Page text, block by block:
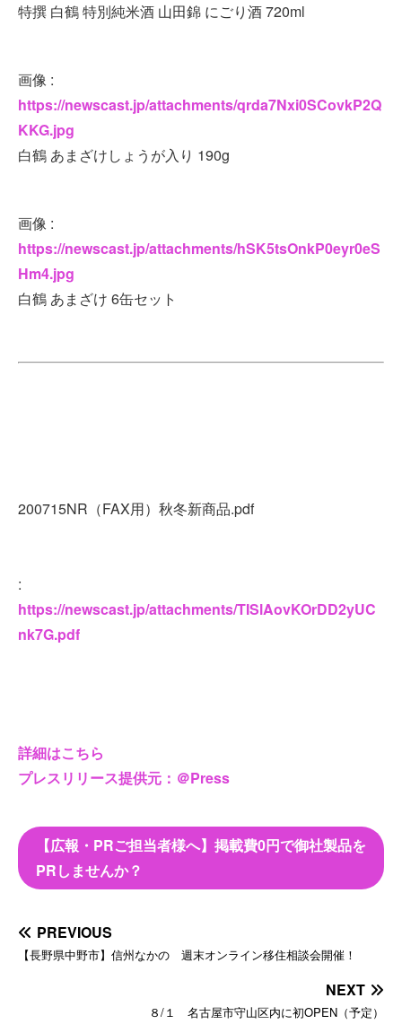
特撰 白鶴 特別純米酒 山田錦 にごり酒 720ml
画像 :
https://newscast.jp/attachments/qrda7Nxi0SCovkP2Q
KKG.jpg
白鶴 あまざけしょうが入り 190g
画像 :
https://newscast.jp/attachments/hSK5tsOnkP0eyr0eS
Hm4.jpg
白鶴 あまざけ 6缶セット
200715NR（FAX用）秋冬新商品.pdf
:
https://newscast.jp/attachments/TISlAovKOrDD2yUC
nk7G.pdf
詳細はこちら
プレスリリース提供元：＠Press
【広報・PRご担当者様へ】掲載費0円で御社製品を
PRしませんか？
PREVIOUS
【長野県中野市】信州なかの 週末オンライン移住相談会開催！
NEXT
８/１ 名古屋市守山区内に初OPEN（予定）